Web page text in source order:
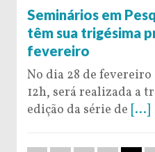
Seminários em
têm sua trigésima
fevereiro
No dia 28 de fevereiro
12h, será realizada a
edição da série de [...]